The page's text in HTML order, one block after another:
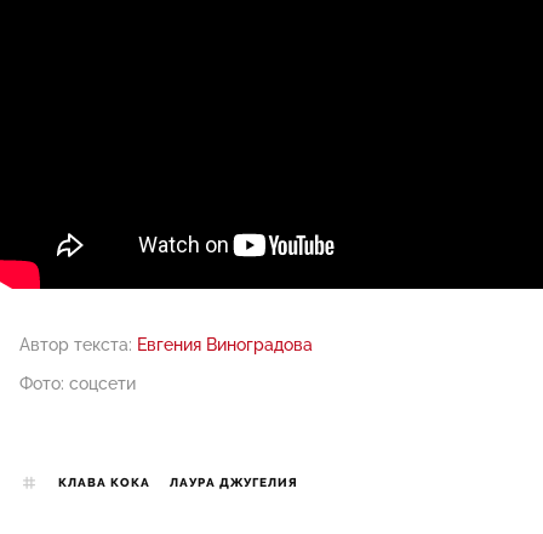
Автор текста: Евгения Виноградова
Фото: соцсети
КЛАВА КОКА ЛАУРА ДЖУГЕЛИЯ